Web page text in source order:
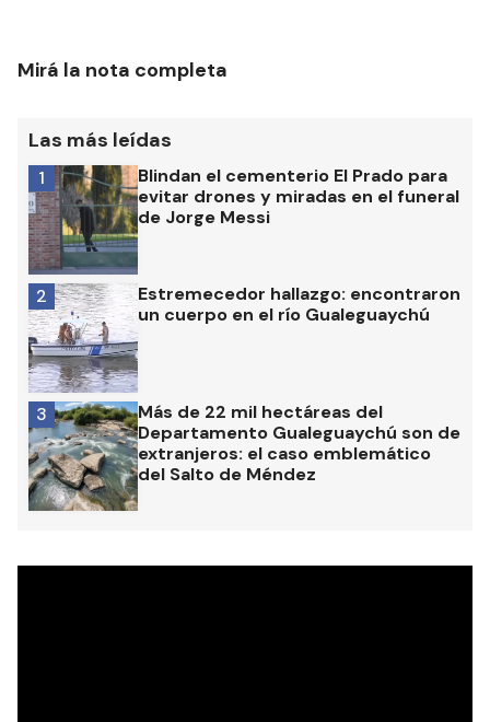
Mirá la nota completa
Las más leídas
Blindan el cementerio El Prado para
evitar drones y miradas en el funeral
de Jorge Messi
1
Estremecedor hallazgo: encontraron
un cuerpo en el río Gualeguaychú
2
Más de 22 mil hectáreas del
Departamento Gualeguaychú son de
extranjeros: el caso emblemático
del Salto de Méndez
3